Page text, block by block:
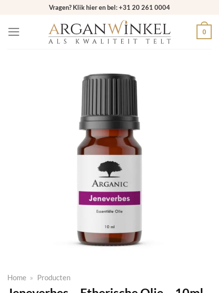
inhoud
Vragen? Klik hier en bel: +31 20 261 0004
0
Home » Producten